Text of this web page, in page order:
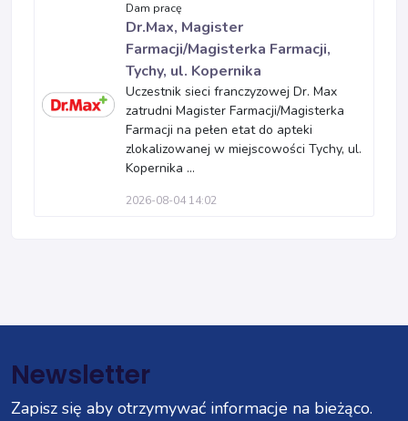
Dam pracę
Dr.Max, Magister
Farmacji/Magisterka Farmacji,
Tychy, ul. Kopernika
Uczestnik sieci franczyzowej Dr. Max
zatrudni Magister Farmacji/Magisterka
Farmacji na pełen etat do apteki
zlokalizowanej w miejscowości Tychy, ul.
Kopernika ...
2026-08-04 14:02
Newsletter
Zapisz się aby otrzymywać informacje na bieżąco.